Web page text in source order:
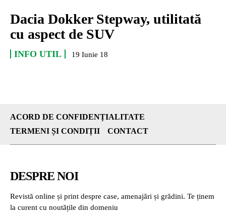
Dacia Dokker Stepway, utilitată
cu aspect de SUV
INFO UTIL 19 Iunie 18
ACORD DE CONFIDENȚIALITATE
TERMENI ȘI CONDIȚII
CONTACT
DESPRE NOI
Revistă online și print despre case, amenajări și grădini. Te ținem
la curent cu noutățile din domeniu